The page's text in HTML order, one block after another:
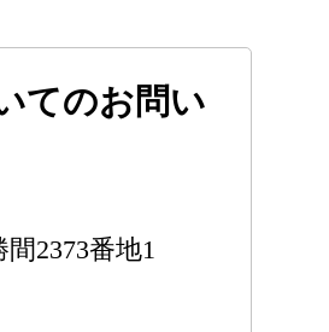
てのお問い
2373番地1